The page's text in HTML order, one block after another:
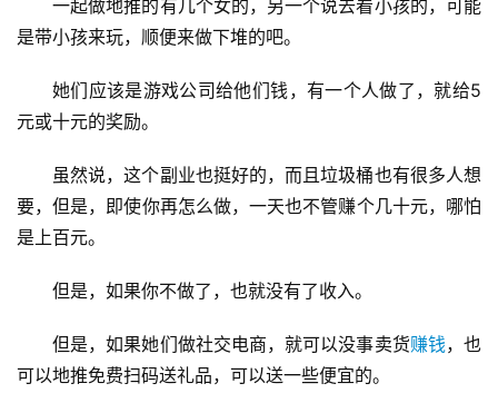
首
赚
一起做地推的有几个女的，另一个说去看小孩的，可能
是带小孩来玩，顺便来做下堆的吧。
她们应该是游戏公司给他们钱，有一个人做了，就给5
元或十元的奖励。
虽然说，这个副业也挺好的，而且垃圾桶也有很多人想
要，但是，即使你再怎么做，一天也不管赚个几十元，哪怕
是上百元。
但是，如果你不做了，也就没有了收入。
但是，如果她们做社交电商，就可以没事卖货赚钱，也
可以地推免费扫码送礼品，可以送一些便宜的。